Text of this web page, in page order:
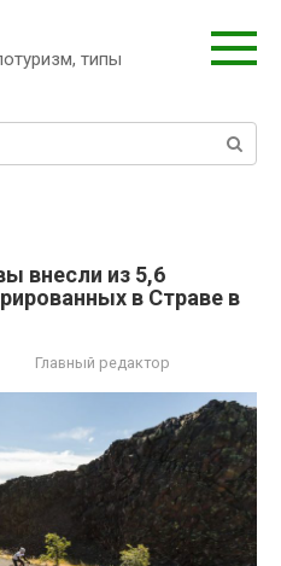
типы
внесли из 5,6
в Страве в
Главный редактор